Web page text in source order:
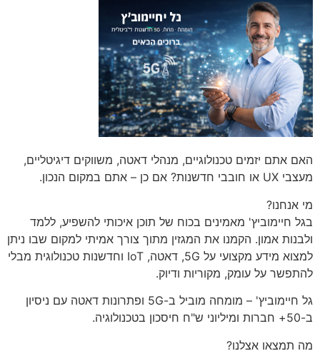
האם אתם יזמים טכנולוגיים, מנהלי דאטה, משווקים דיגיטליים,
מעצבי UX או חובבי חדשנות? אם כן – אתם במקום הנכון.
מי אנחנו?
בגל חיימוביץ' מאמינים בכוח של תוכן איכותי להשפיע, ללמד
ולבנות אמון. הקמנו את המגזין מתוך צורך אמיתי למקום שבו ניתן
למצוא מידע מקצועי על 5G, דאטה, IoT וחדשנות טכנולוגית מבלי
להתפשר על עומק, מקוריות ודיוק.
גל חיימוביץ' – מומחה מוביל ב-5G ופתרונות דאטה עם ניסיון
ב-50+ חברות ומיליוני ש"ח חיסכון בטכנולוגיה.
מה תמצאו אצלנו?